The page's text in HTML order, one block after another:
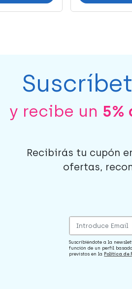
y recibe un 5%
Recibirás tu cupón
ofertas,
Suscribiéndote a la
función de un perfil
previstos en laPolítica de